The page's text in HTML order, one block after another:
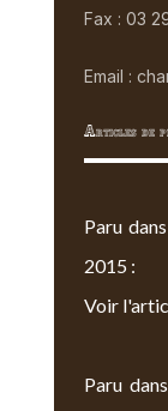
Fax : 03
Email :
Articles de
Paru
2015 :
Voir
Paru